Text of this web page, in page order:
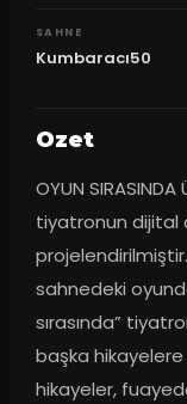
SAHNE
Kumbaracı50
Ozet
OYUN
tiyatronun dijital
sahnedeki
sırasında”
başka hikayelere
hikayeler,